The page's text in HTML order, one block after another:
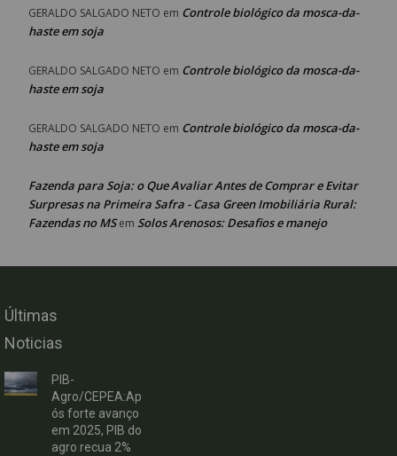
GERALDO SALGADO NETO em Controle biológico da mosca-da-
haste em soja
GERALDO SALGADO NETO em Controle biológico da mosca-da-
haste em soja
GERALDO SALGADO NETO em Controle biológico da mosca-da-
haste em soja
Fazenda para Soja: o Que Avaliar Antes de Comprar e Evitar
Surpresas na Primeira Safra - Casa Green Imobiliária Rural:
Fazendas no MSem Solos Arenosos: Desafios e manejo
Últimas
Noticias
PIB-
Agro/CEPEA:Ap
ós forte avanço
em 2025, PIB do
agro recua 2%